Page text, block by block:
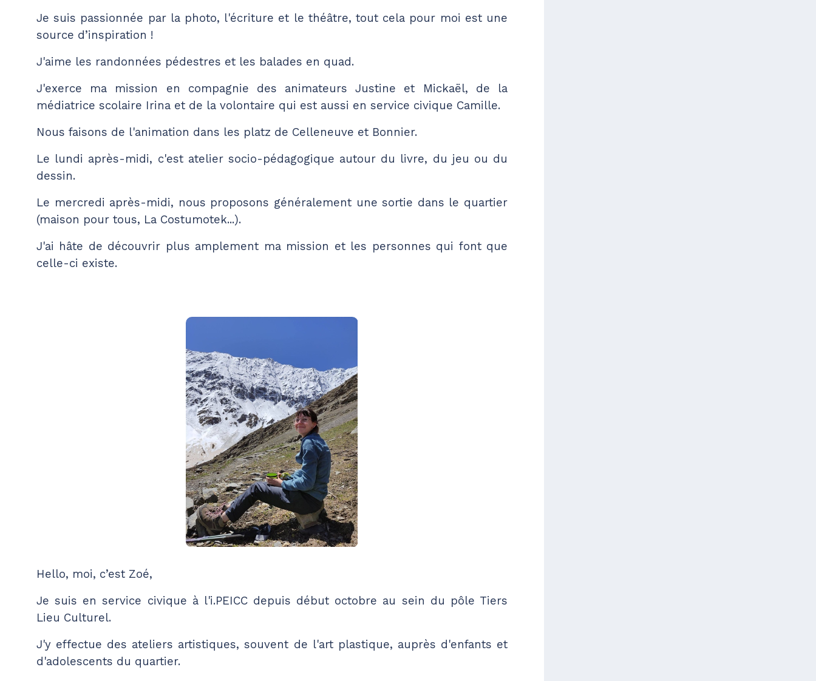
Je suis passionnée par la photo, l'écriture et le théâtre, tout cela pour moi est une
source d’inspiration !
J'aime les randonnées pédestres et les balades en quad.
J'exerce ma mission en compagnie des animateurs Justine et Mickaël, de la
médiatrice scolaire Irina et de la volontaire qui est aussi en service civique Camille.
Nous faisons de l'animation dans les platz de Celleneuve et Bonnier.
Le lundi après-midi, c'est atelier socio-pédagogique autour du livre, du jeu ou du
dessin.
Le mercredi après-midi, nous proposons généralement une sortie dans le quartier
(maison pour tous, La Costumotek...).
J'ai hâte de découvrir plus amplement ma mission et les personnes qui font que
celle-ci existe.
Hello, moi, c’est Zoé,
Je suis en service civique à l'i.PEICC depuis début octobre au sein du pôle Tiers
Lieu Culturel.
J'y effectue des ateliers artistiques, souvent de l'art plastique, auprès d'enfants et
d'adolescents du quartier.